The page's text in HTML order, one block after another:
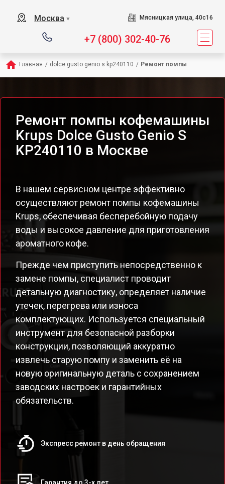
Москва ▼ Мясницкая улица, 40с16
+7 (800) 302-40-76
Главная / dolce gusto genio s kp240110 / Ремонт помпы
Ремонт помпы кофемашины
Krups Dolce Gusto Genio S
KP240110 в Москве
В нашем сервисном центре эффективно
осуществляют ремонт помпы кофемашины
Krups, обеспечивая бесперебойную подачу
воды и высокое давление для приготовления
ароматного кофе.
Прежде чем приступить непосредственно к
замене помпы, специалист проводит
детальную диагностику, определяет наличие
утечек, перегрева или износа
комплектующих. Используется специальный
инструмент для безопасной разборки
конструкции, позволяющий аккуратно
извлечь старую помпу и заменить её на
новую оригинальную деталь с сохранением
заводских настроек и гарантийных
обязательств.
Экспресс ремонт в день обращения